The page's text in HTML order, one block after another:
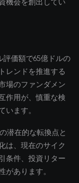
機会を創出してい
価額で65億ドルの
レンドを推進する
場のファンダメン
作用が、慎重な検
います。
潜在的な転換点と
は、現在のサイク
条件、投資リター
があります。